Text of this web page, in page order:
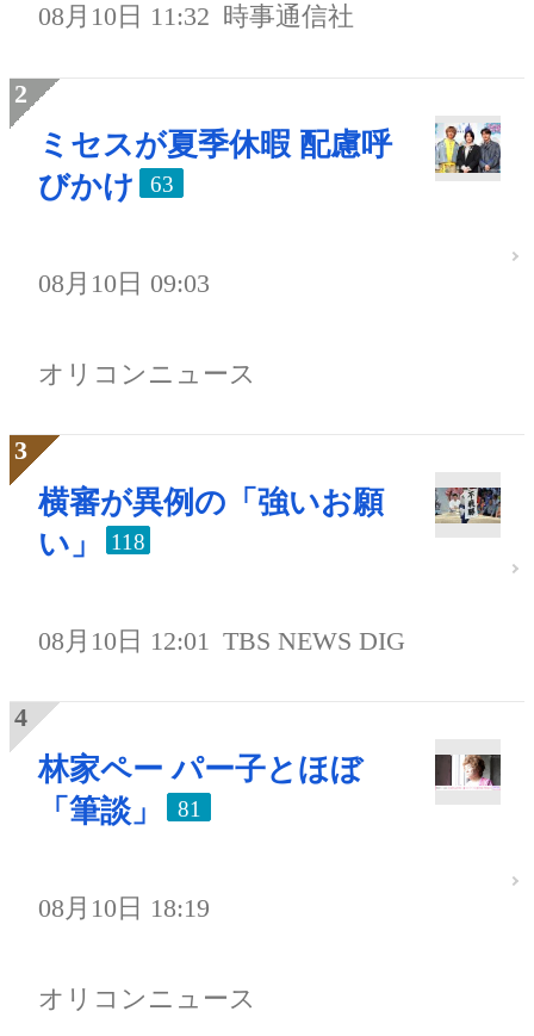
08月10日 11:32 時事通信社
ミセスが夏季休暇 配慮呼
びかけ
63
08月10日 09:03
オリコンニュース
横審が異例の「強いお願
い」
118
08月10日 12:01 TBS NEWS DIG
林家ペー パー子とほぼ
「筆談」
81
08月10日 18:19
オリコンニュース